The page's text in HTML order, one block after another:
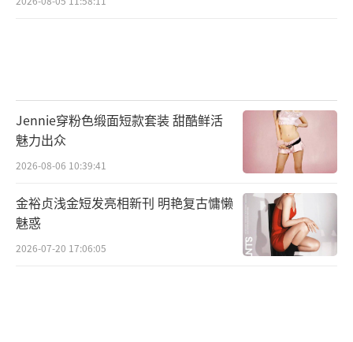
Jennie穿粉色缎面短款套装 甜酷鲜活
魅力出众
2026-08-06 10:39:41
金裕贞浅金短发亮相新刊 明艳复古慵懒
魅惑
2026-07-20 17:06:05